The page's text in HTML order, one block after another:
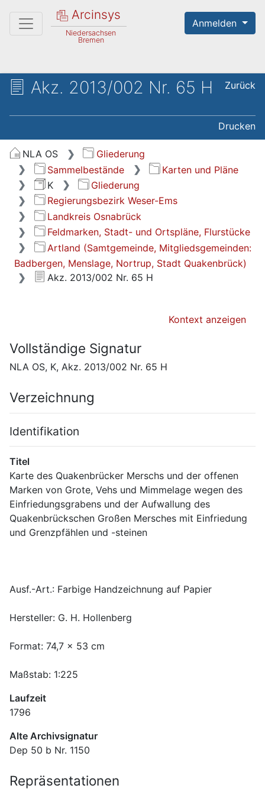
Arcinsys
Niedersachsen
Bremen
Anmelden
Akz. 2013/002 Nr. 65 H Zurück
Drucken
NLA OS
Gliederung
Sammelbestände
Karten und Pläne
K
Gliederung
Regierungsbezirk Weser-Ems
Landkreis Osnabrück
Feldmarken, Stadt- und Ortspläne, Flurstücke
Artland (Samtgemeinde, Mitgliedsgemeinden:
Badbergen, Menslage, Nortrup, Stadt Quakenbrück)
Akz. 2013/002 Nr. 65 H
Kontext anzeigen
Vollständige Signatur
NLA OS, K, Akz. 2013/002 Nr. 65 H
Verzeichnung
Identifikation
Titel
Karte des Quakenbrücker Merschs und der offenen
Marken von Grote, Vehs und Mimmelage wegen des
Einfriedungsgrabens und der Aufwallung des
Quakenbrückschen Großen Mersches mit Einfriedung
Maßstab: 1:225
Laufzeit
1796
Alte Archivsignatur
Dep 50 b Nr. 1150
Repräsentationen